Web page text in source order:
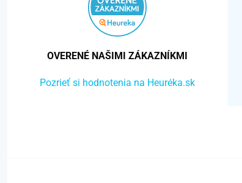
OVERENÉ NAŠIMI ZÁKAZNÍKMI
Pozrieť si hodnotenia na Heuréka.sk